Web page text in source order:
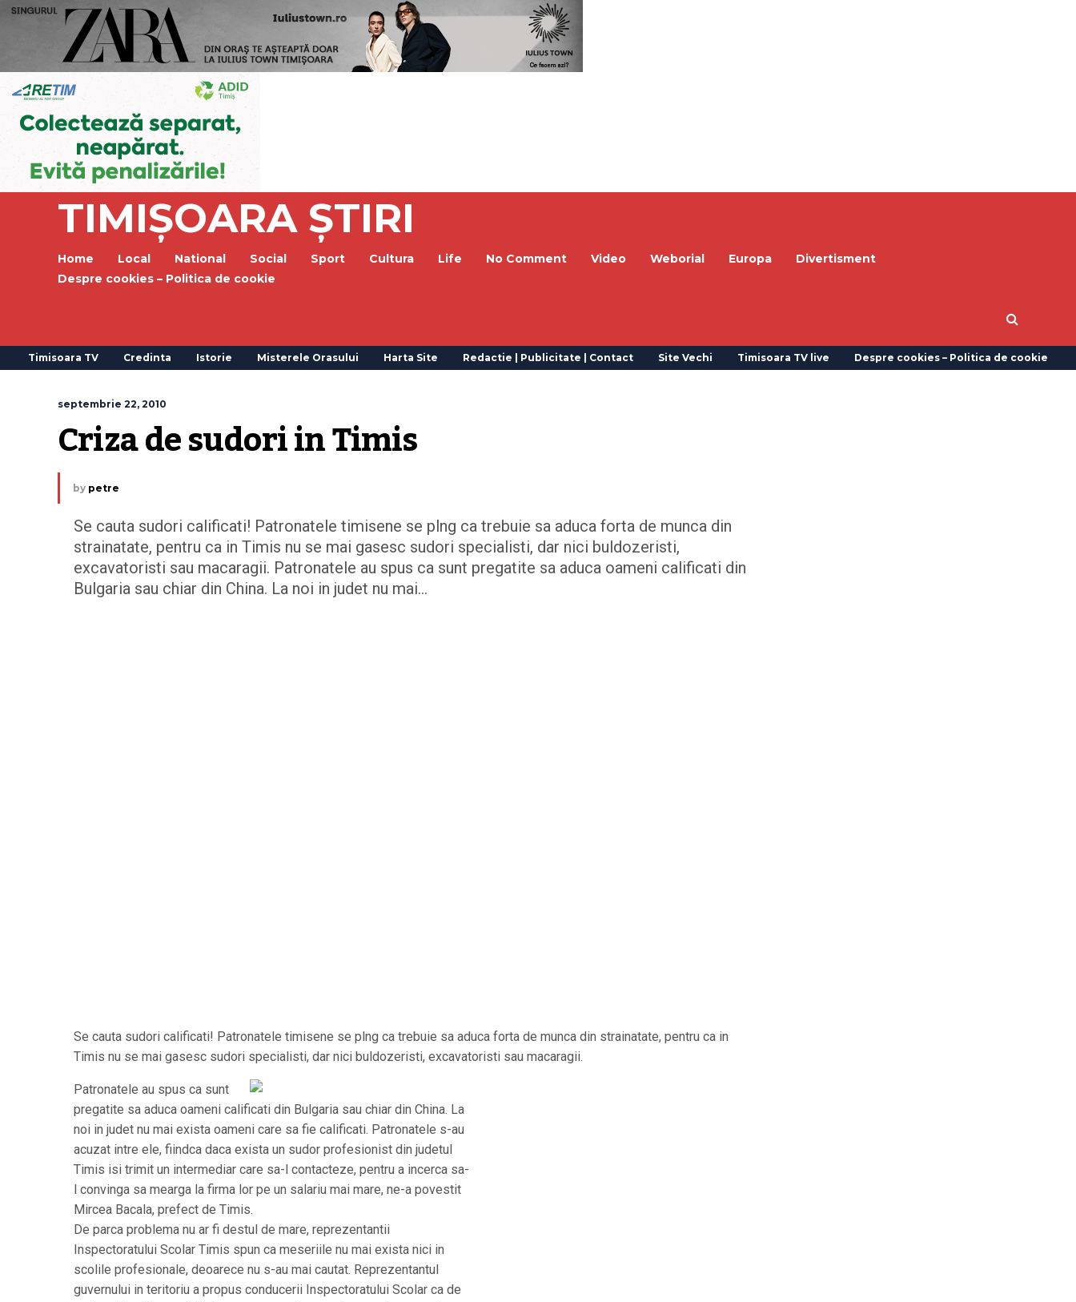
TIMIȘOARA ȘTIRI
Home Local National Social Sport Cultura Life No Comment Video Weborial Europa
Divertisment
Despre cookies – Politica de cookie
Timisoara TV Credinta Istorie Misterele Orasului Harta Site Redactie | Publicitate | Contact Site Vechi Timisoara TV live Despre cookies – Politica de cookie
septembrie 22, 2010
Criza de sudori in Timis
by petre
Se cauta sudori calificati! Patronatele timisene se plng ca trebuie sa aduca forta de munca din
strainatate, pentru ca in Timis nu se mai gasesc sudori specialisti, dar nici buldozeristi,
excavatoristi sau macaragii. Patronatele au spus ca sunt pregatite sa aduca oameni calificati din
Bulgaria sau chiar din China. La noi in judet nu mai…
Se cauta sudori calificati! Patronatele timisene se plng ca trebuie sa aduca forta de munca din strainatate, pentru ca in
Timis nu se mai gasesc sudori specialisti, dar nici buldozeristi, excavatoristi sau macaragii.
Patronatele au spus ca sunt
pregatite sa aduca oameni calificati din Bulgaria sau chiar din China. La
noi in judet nu mai exista oameni care sa fie calificati. Patronatele s-au
acuzat intre ele, fiindca daca exista un sudor profesionist din judetul
Timis isi trimit un intermediar care sa-l contacteze, pentru a incerca sa-
l convinga sa mearga la firma lor pe un salariu mai mare, ne-a povestit
Mircea Bacala, prefect de Timis.
De parca problema nu ar fi destul de mare, reprezentantii
Inspectoratului Scolar Timis spun ca meseriile nu mai exista nici in
scolile profesionale, deoarece nu s-au mai cautat. Reprezentantul
guvernului in teritoriu a propus conducerii Inspectoratului Scolar ca de